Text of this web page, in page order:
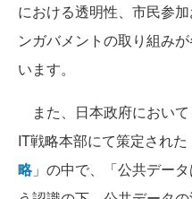
における透明性、市民参
ンガバメントの取り組み
います。
また、日本政府におい
IT戦略本部にて策定された
略」の中で、「公共デー